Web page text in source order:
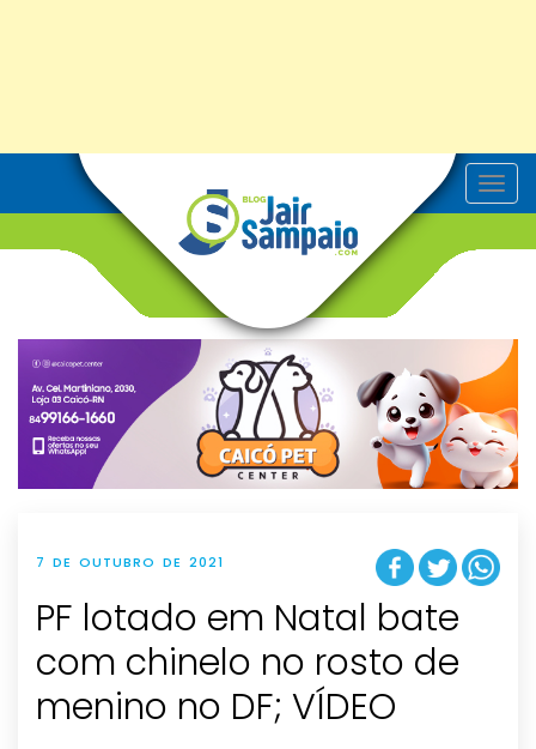
T
o
v
g
t
i
o
n
7 DE OUTUBRO DE 2021
PF lotado em Natal bate
com chinelo no rosto de
menino no DF; VÍDEO